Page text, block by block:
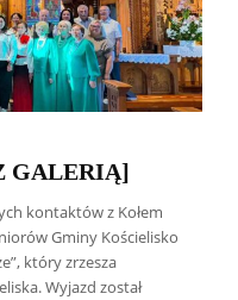
GALERIĄ]
kontaktów z Kołem
Gminy Kościelisko
który zrzesza
Wyjazd został